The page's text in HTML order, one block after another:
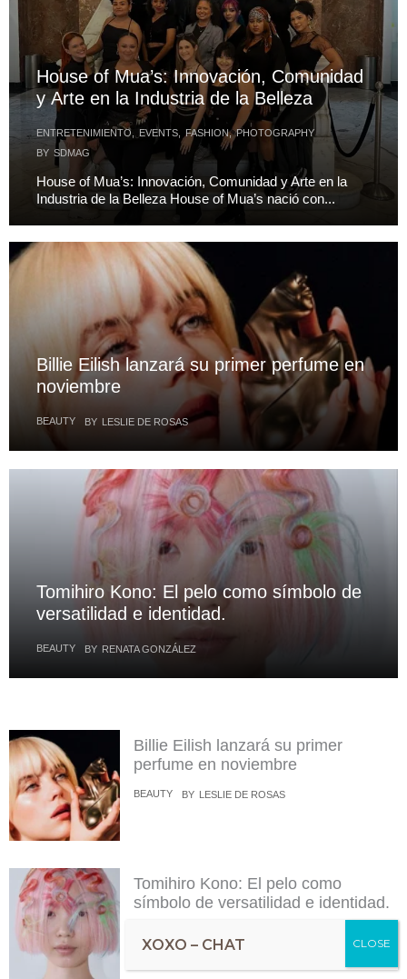
House of Mua’s: Innovación, Comunidad
y Arte en la Industria de la Belleza
ENTRETENIMIENTO EVENTS FASHION, PHOTOGRAPHY
BY SDMAG
House of Mua’s: Innovación, Comunidad y Arte en la
Industria de la Belleza House of Mua’s nació con...
Billie Eilish lanzará su primer perfume en
noviembre
BEAUTY BY LESLIE DE ROSAS
Tomihiro Kono: El pelo como símbolo de
versatilidad e identidad.
BEAUTY BY RENATA GONZÁLEZ
Billie Eilish lanzará su primer
perfume en noviembre
BEAUTY BY LESLIE DE ROSAS
Tomihiro Kono: El pelo como
símbolo de versatilidad e identidad.
XOXO – CHAT